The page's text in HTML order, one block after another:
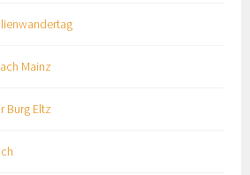
Mainz
Burg Eltz